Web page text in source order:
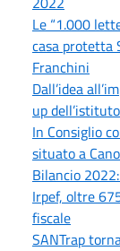
Le “1.000
casa protetta
Franchini
Dall’idea
up
In Consiglio
situato a
Bilancio
Irpef, oltre
fiscale
SANTrap